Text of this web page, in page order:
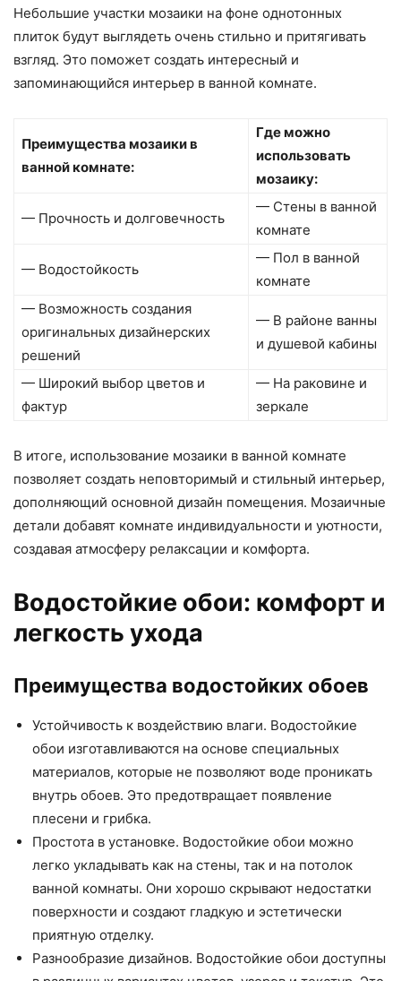
Небольшие участки мозаики на фоне однотонных
плиток будут выглядеть очень стильно и притягивать
взгляд. Это поможет создать интересный и
запоминающийся интерьер в ванной комнате.
Преимущества мозаики в
ванной комнате:
Где можно
использовать
мозаику:
— Прочность и долговечность
— Стены в ванной
комнате
— Водостойкость
— Пол в ванной
комнате
— Возможность создания
оригинальных дизайнерских
решений
— В районе ванны
и душевой кабины
— Широкий выбор цветов и
фактур
— На раковине и
зеркале
В итоге, использование мозаики в ванной комнате
позволяет создать неповторимый и стильный интерьер,
дополняющий основной дизайн помещения. Мозаичные
детали добавят комнате индивидуальности и уютности,
создавая атмосферу релаксации и комфорта.
Водостойкие обои: комфорт и
легкость ухода
Преимущества водостойких обоев
Устойчивость к воздействию влаги. Водостойкие
обои изготавливаются на основе специальных
материалов, которые не позволяют воде проникать
внутрь обоев. Это предотвращает появление
плесени и грибка.
Простота в установке. Водостойкие обои можно
легко укладывать как на стены, так и на потолок
ванной комнаты. Они хорошо скрывают недостатки
поверхности и создают гладкую и эстетически
приятную отделку.
Разнообразие дизайнов. Водостойкие обои доступны